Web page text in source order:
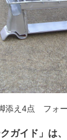
添え4点 フォ
クガイド」は